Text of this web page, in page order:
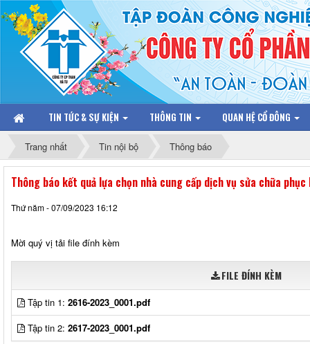
TIN TỨC & SỰ KIỆN THÔNG TIN QUAN HỆ CỔ ĐÔNG
Trang nhất Tin nội bộ Thông báo
Thông báo kết quả lựa chọn nhà cung cấp dịch vụ sửa chữa
Thứ năm - 07/09/2023 16:12
Mời quý vị tải file đính kèm
FILE ĐÍNH KÈM
Tập tin 1: 2616-2023_0001.pdf
Tập tin 2: 2617-2023_0001.pdf